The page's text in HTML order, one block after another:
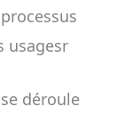
usagesr
déroule